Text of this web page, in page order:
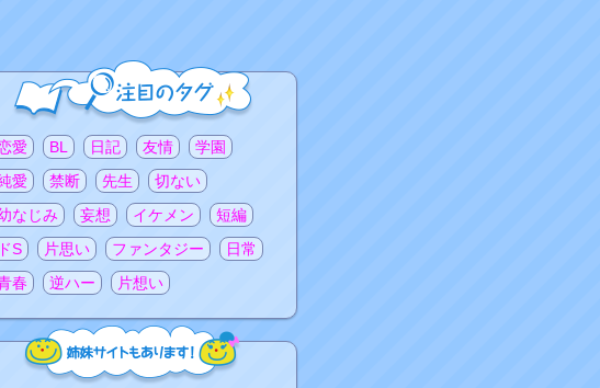
目のタグ
愛 BL 日記 友情
学園
愛
禁断 先生
切ない
なじみ
妄想 イケメン
短編
ドS
片思い ファンタジー
日常
春
逆ハー 片想い